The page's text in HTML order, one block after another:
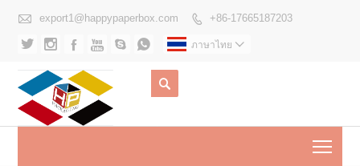
 export1@happypaperbox.com  +86-17665187203
      ภาษาไทย 
